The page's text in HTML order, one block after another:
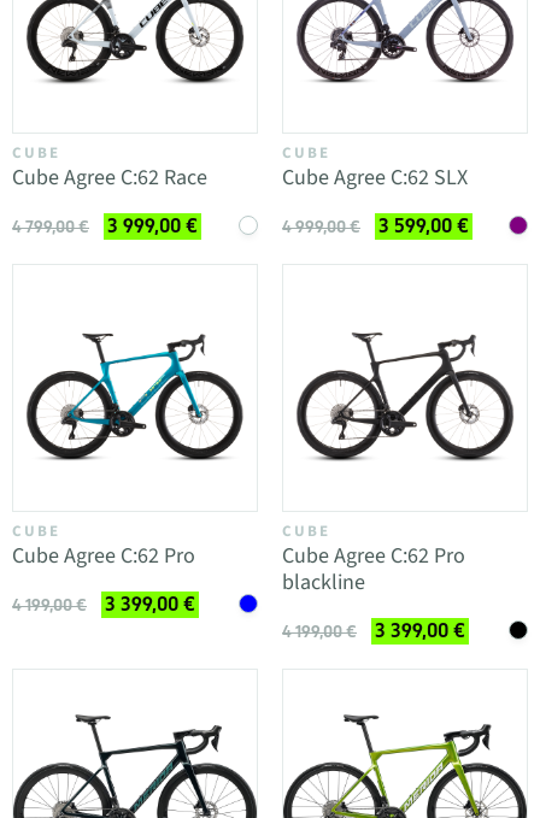
CUBE
Cube Agree C:62 Race
4 799,00 € 3 999,00 €
CUBE
Cube Agree C:62 SLX
4 999,00 € 3 599,00 €
CUBE
Cube Agree C:62 Pro
4 199,00 € 3 399,00 €
CUBE
Cube Agree C:62 Pro
blackline
4 199,00 € 3 399,00 €